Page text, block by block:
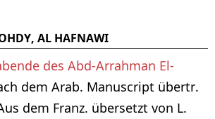
AL HAFNAWI
des Abd-Arrahman El-
dem Arab. Manuscript übertr.
dem Franz. übersetzt von L.